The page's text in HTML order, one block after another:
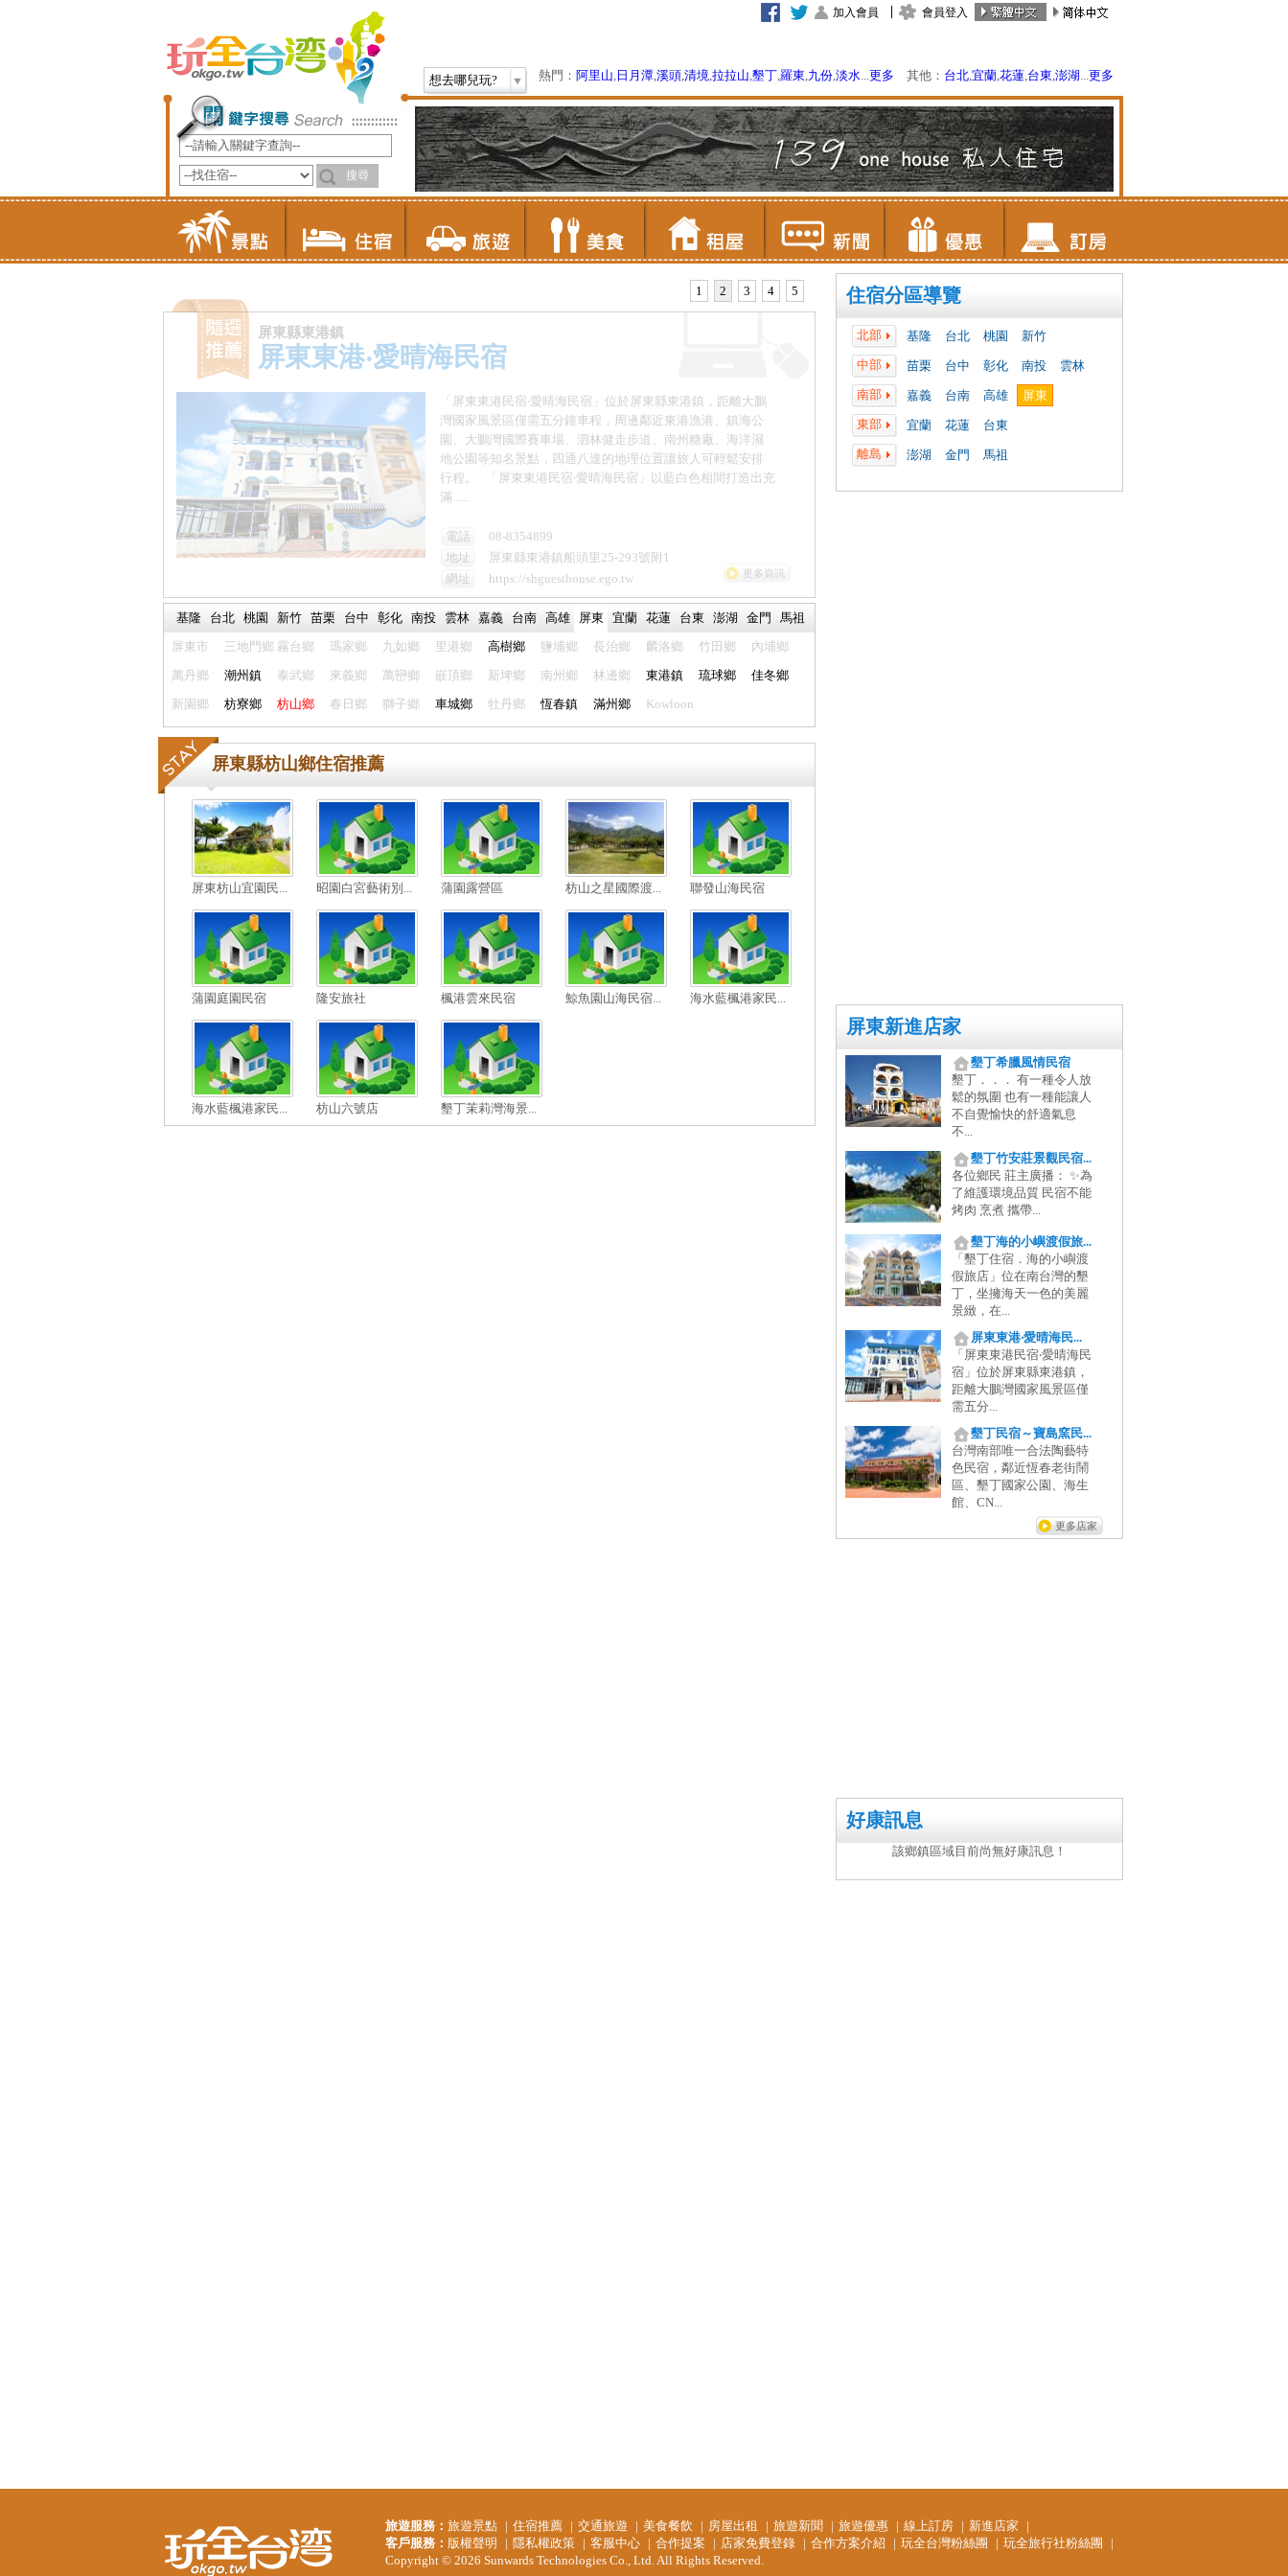
加入會員 會員登入
想去哪兒玩? 熱門： 阿里山, 日月潭,溪頭,清境,拉拉山,墾丁,羅東,九份,淡水...更多 其他： 台北,宜蘭,花蓮,台東,澎湖...更多
住宿分區導覽
北部 基隆 台北 桃園
新竹
中部
苗栗 台中 彰化 南投
雲林
南部
嘉義 台南 高雄
屏東
東部
宜蘭 花蓮
台東
離島
澎湖 金門 馬祖
屏東新進店家
墾丁希臘風情民宿
墾丁．．． 有一種令人放
鬆的氛圍 也有一種能讓人
不自覺愉快的舒適氣息
不...
墾丁竹安莊景觀民宿...
各位鄉民 莊主廣播： ✨為
了維護環境品質 民宿不能
烤肉 烹煮 攜帶...
墾丁海的小嶼渡假旅...
「墾丁住宿．海的小嶼渡
假旅店」位在南台灣的墾
丁，坐擁海天一色的美麗
景緻，在...
屏東東港‧愛晴海民...
「屏東東港民宿‧愛晴海民
宿」位於屏東縣東港鎮，
距離大鵬灣國家風景區僅
需五分...
墾丁民宿～寶島窯民...
台灣南部唯一合法陶藝特
色民宿，鄰近恆春老街鬧
區、墾丁國家公園、海生
館、CN...
更多店家
好康訊息
該鄉鎮區域目前尚無好康訊息！
1 2 3 4 5
屏東縣東港鎮
屏東東港‧愛晴海民宿
「屏東東港民宿‧愛晴海民宿」位於屏東縣東港鎮，距離大鵬
灣國家風景區僅需五分鐘車程，周邊鄰近東港漁港、鎮海公
園、大鵬灣國際賽車場、泗林健走步道、南州糖廠、海洋濕
地公園等知名景點，四通八達的地理位置讓旅人可輕鬆安排
行程。 「屏東東港民宿‧愛晴海民宿」以藍白色相間打造出充
滿......
電話
08-8354899
地址
屏東縣東港鎮船頭里25-293號附1
網址
https://shguesthouse.ego.tw 更多資訊
基隆 台北 桃園 新竹 苗栗 台中 彰化 南投 雲林 嘉義 台南 高雄 屏東 宜蘭 花蓮 台東 澎湖 金門
馬祖
屏東市
三地門鄉 霧台鄉 瑪家鄉 九如鄉 里港鄉 高樹鄉 鹽埔鄉 長治鄉 麟洛鄉 竹田鄉
內埔鄉
萬丹鄉
潮州鎮 泰武鄉 來義鄉 萬巒鄉 嵌頂鄉 新埤鄉 南州鄉 林邊鄉 東港鎮 琉球鄉
佳冬鄉
新園鄉
枋寮鄉 枋山鄉 春日鄉 獅子鄉 車城鄉 牡丹鄉 恆春鎮 滿州鄉 Kowloon
屏東縣枋山鄉住宿推薦
屏東枋山宜園民... 昭園白宮藝術別... 蒲園露營區 枋山之星國際渡... 聯發山海民宿
蒲園庭園民宿 隆安旅社 楓港雲來民宿 鯨魚園山海民宿... 海水藍楓港家民...
海水藍楓港家民... 枋山六號店 墾丁茉莉灣海景...
旅遊服務： 旅遊景點 住宿推薦 交通旅遊 美食餐飲 房屋出租 旅遊新聞 旅遊優惠 線上訂房
新進店家
客戶服務： 版權聲明 隱私權政策 客服中心 合作提案 店家免費登錄 合作方案介紹 玩全台灣粉絲團
玩全旅行社粉絲團
Copyright © 2026 Sunwards Technologies Co., Ltd. All Rights Reserved.